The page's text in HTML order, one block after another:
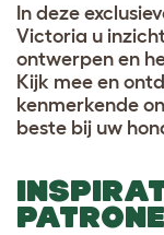
In deze
Victoria u
ontwerpen en
Kijk mee en
kenmerkende
beste bij uw